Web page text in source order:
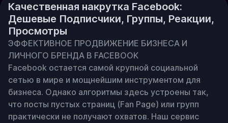
Качественная накрутка Facebook:
Дешевые Подписчики, Группы, Реакции,
Просмотры
ЭФФЕКТИВНОЕ ПРОДВИЖЕНИЕ БИЗНЕСА И
ЛИЧНОГО БРЕНДА В FACEBOOK
Facebook остается самой крупной социальной
сетью в мире и мощнейшим инструментом для
бизнеса. Однако алгоритмы здесь устроены так,
что посты пустых страниц (Fan Page) или групп
практически не получают охватов. Наш сервис